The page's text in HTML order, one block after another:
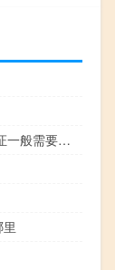
非全日制研究生从报名到拿证一般需要多长时间